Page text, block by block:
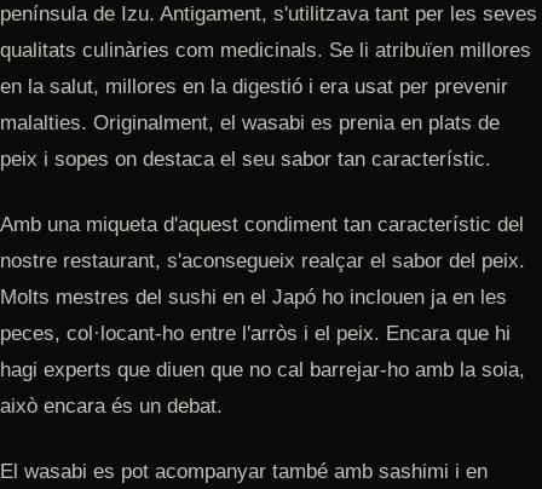
península de Izu. Antigament, s'utilitzava tant per les seves
qualitats culinàries com medicinals. Se li atribuïen millores
en la salut, millores en la digestió i era usat per prevenir
malalties. Originalment, el wasabi es prenia en plats de
peix i sopes on destaca el seu sabor tan característic.
Amb una miqueta d'aquest condiment tan característic del
nostre restaurant, s'aconsegueix realçar el sabor del peix.
Molts mestres del sushi en el Japó ho inclouen ja en les
peces, col·locant-ho entre l'arròs i el peix. Encara que hi
hagi experts que diuen que no cal barrejar-ho amb la soia,
això encara és un debat.
El wasabi es pot acompanyar també amb sashimi i en